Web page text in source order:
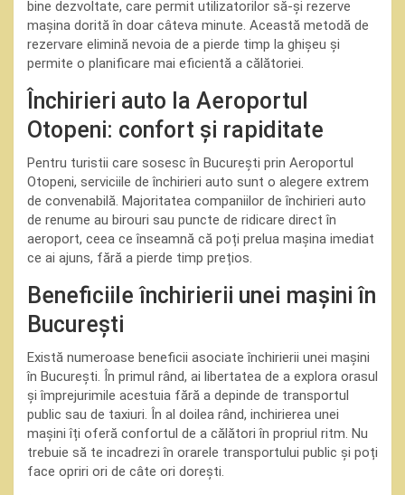
bine dezvoltate, care permit utilizatorilor să-și rezerve
mașina dorită în doar câteva minute. Această metodă de
rezervare elimină nevoia de a pierde timp la ghișeu și
permite o planificare mai eficientă a călătoriei.
Închirieri auto la Aeroportul
Otopeni: confort și rapiditate
Pentru turistii care sosesc în București prin Aeroportul
Otopeni, serviciile de închirieri auto sunt o alegere extrem
de convenabilă. Majoritatea companiilor de închirieri auto
de renume au birouri sau puncte de ridicare direct în
aeroport, ceea ce înseamnă că poți prelua mașina imediat
ce ai ajuns, fără a pierde timp prețios.
Beneficiile închirierii unei mașini în
București
Există numeroase beneficii asociate închirierii unei mașini
în București. În primul rând, ai libertatea de a explora orasul
și împrejurimile acestuia fără a depinde de transportul
public sau de taxiuri. În al doilea rând, inchirierea unei
mașini îți oferă confortul de a călători în propriul ritm. Nu
trebuie să te incadrezi în orarele transportului public și poți
face opriri ori de câte ori dorești.